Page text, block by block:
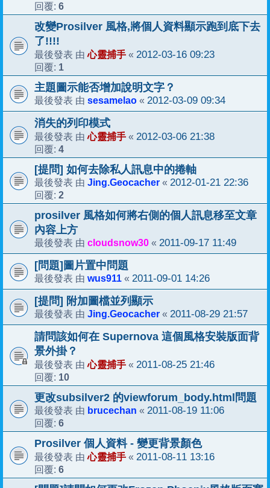
回覆: 6
改變Prosilver 風格,將個人資料顯示跑到底下去
了!!!!
最後發表 由心靈捕手 « 2012-03-16 09:23
回覆: 1
主題圖示能否增加說明文字？
最後發表 由 sesamelao « 2012-03-09 09:34
消失的列印模式
最後發表 由心靈捕手 « 2012-03-06 21:38
回覆: 4
[提問] 如何去除私人訊息中的捲軸
最後發表 由 Jing.Geocacher « 2012-01-21 22:36
回覆: 2
prosilver 風格如何將右側的個人訊息移至文章
內容上方
最後發表 由 cloudsnow30 « 2011-09-17 11:49
[問題]圖片置中問題
最後發表 由 wus911 « 2011-09-01 14:26
[提問] 附加圖檔並列顯示
最後發表 由 Jing.Geocacher « 2011-08-29 21:57
請問該如何在 Supernova 這個風格安裝版面背
景外掛？
最後發表 由心靈捕手 « 2011-08-25 21:46
回覆: 10
更改subsilver2 的viewforum_body.html問題
最後發表 由 brucechan « 2011-08-19 11:06
回覆: 6
Prosilver 個人資料 - 變更背景顏色
最後發表 由心靈捕手 « 2011-08-11 13:16
回覆: 6